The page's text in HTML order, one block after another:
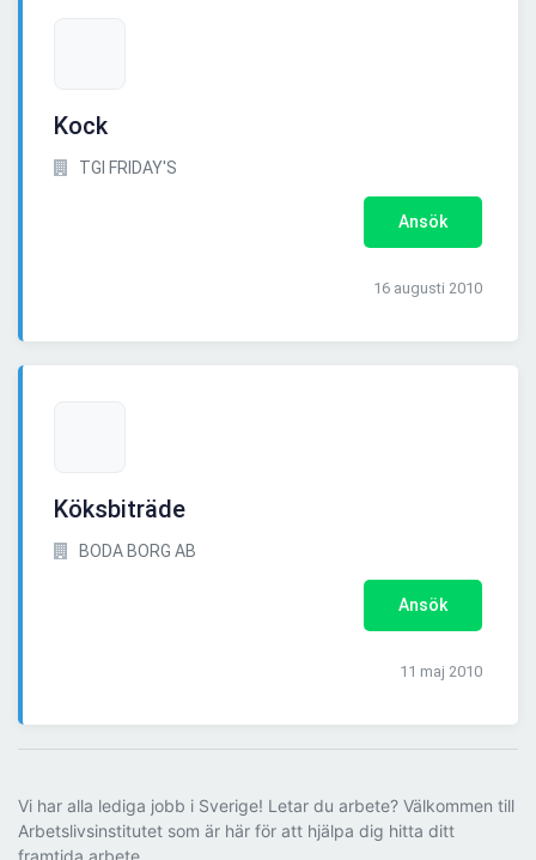
Kock
TGI FRIDAY'S
Ansök
16 augusti 2010
Köksbiträde
BODA BORG AB
Ansök
11 maj 2010
Vi har alla lediga jobb i Sverige! Letar du arbete? Välkommen till
Arbetslivsinstitutet som är här för att hjälpa dig hitta ditt